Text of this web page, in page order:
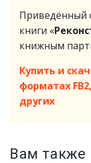
Приведённый
книги «
книжным
Купить и
форматах
других
Вам также